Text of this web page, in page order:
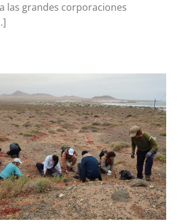
las grandes corporaciones